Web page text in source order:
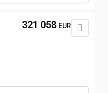
321 058 EUR